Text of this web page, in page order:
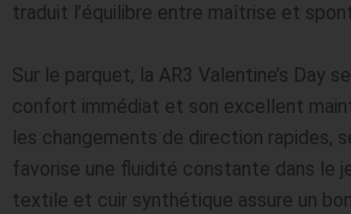
traduit l’équilibre entre maîtrise et
Sur le parquet, la AR3 Valentine’s Day
confort immédiat et son excellent
les changements de direction rapides,
favorise une fluidité constante dans le
textile et cuir synthétique assure un